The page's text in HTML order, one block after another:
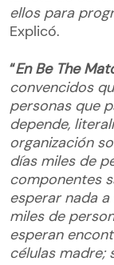
ellos para
Explicó.
“En Be The
convencidos
personas que
depende,
organización
días miles de
componentes
esperar nada a
miles de
esperan
células madre;